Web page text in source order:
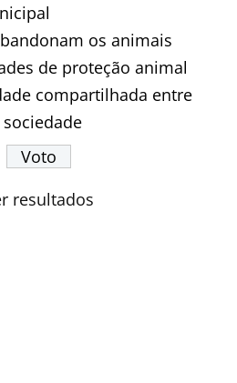
os animais
de proteção animal
compartilhada entre
resultados